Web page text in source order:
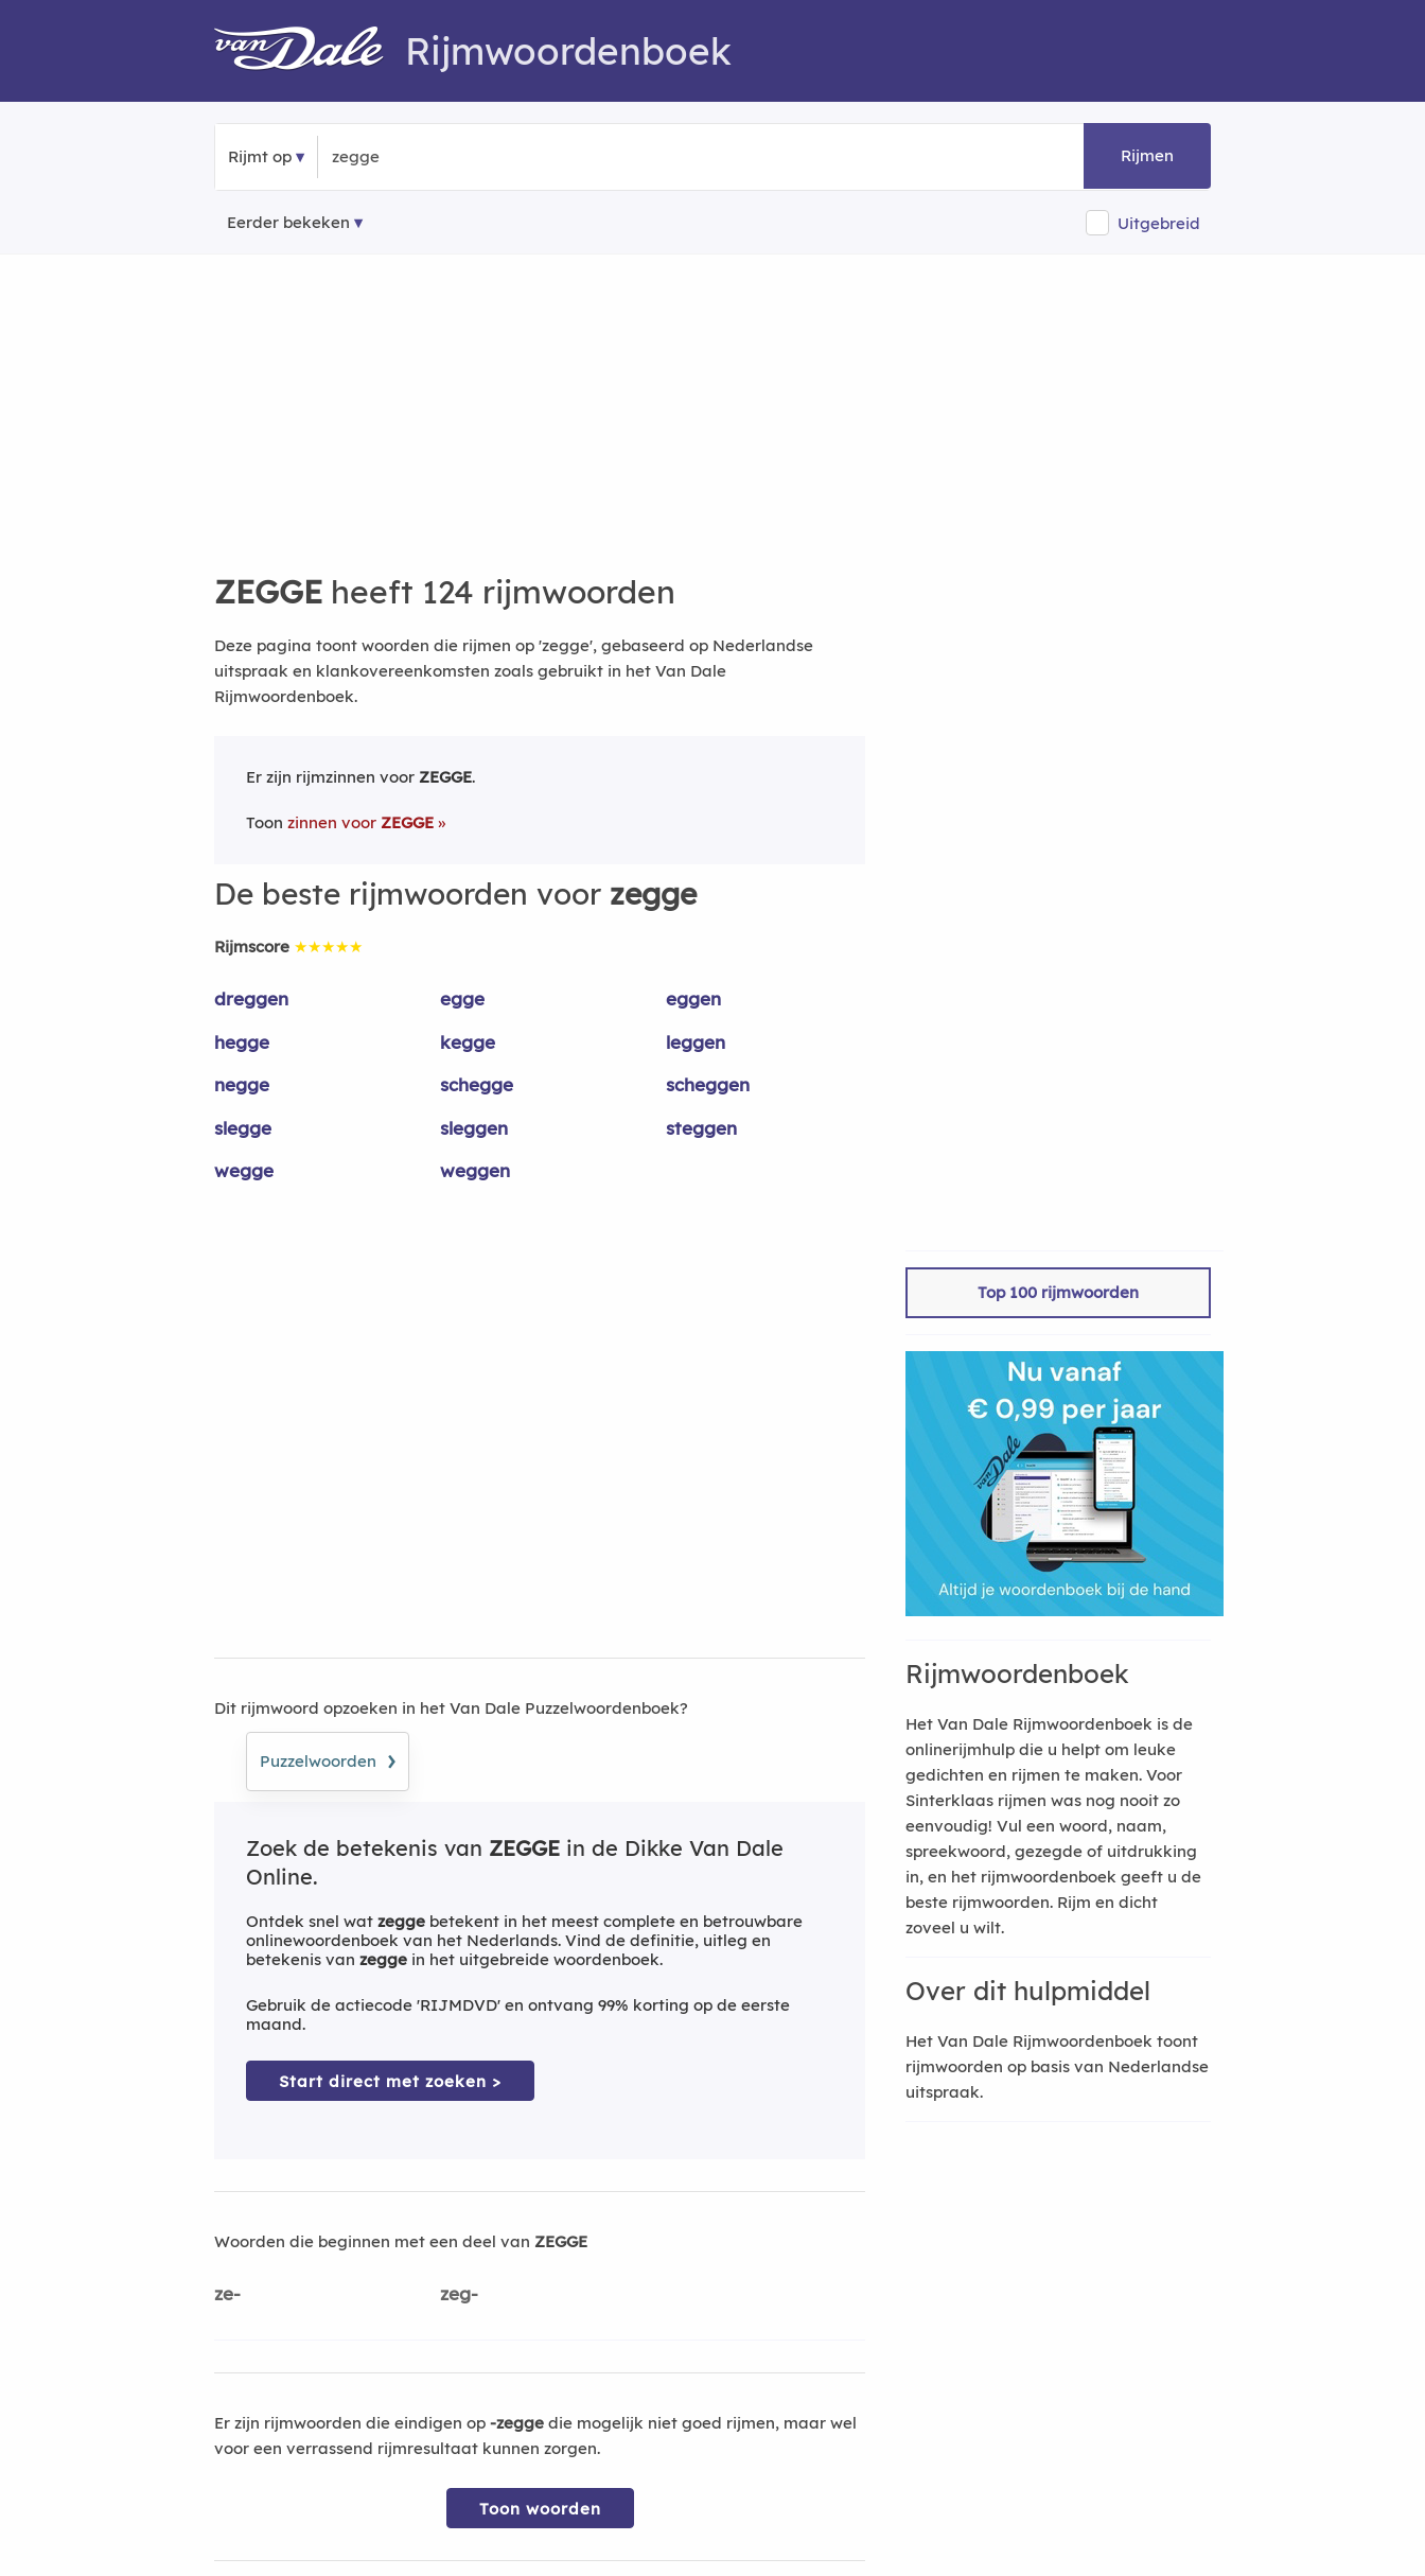
Rijmwoordenboek
Rijmt op Rijmen
Eerder bekeken Uitgebreid
ZEGGE heeft 124 rijmwoorden
Deze pagina toont woorden die rijmen op 'zegge', gebaseerd op Nederlandse
uitspraak en klankovereenkomsten zoals gebruikt in het Van Dale
Rijmwoordenboek.
Er zijn rijmzinnen voor ZEGGE.
Toon zinnen voor ZEGGE
De beste rijmwoorden voor zegge
Rijmscore ★★★★★
dreggen egge
eggen
hegge
kegge
leggen
negge
schegge
scheggen
slegge
sleggen
steggen
wegge
weggen
Dit rijmwoord opzoeken in het Van Dale Puzzelwoordenboek?
Puzzelwoorden ›
Zoek de betekenis van ZEGGE in de Dikke Van Dale
Online.
Ontdek snel wat zegge betekent in het meest complete en betrouwbare
onlinewoordenboek van het Nederlands. Vind de definitie, uitleg en
betekenis van zegge in het uitgebreide woordenboek.
Gebruik de actiecode 'RIJMDVD' en ontvang 99% korting op de eerste
maand.
Start direct met zoeken >
Woorden die beginnen met een deel van ZEGGE
ze- zeg-
Er zijn rijmwoorden die eindigen op -zegge die mogelijk niet goed rijmen, maar wel
voor een verrassend rijmresultaat kunnen zorgen.
Toon woorden
Top 100 rijmwoorden
Rijmwoordenboek
Het Van Dale Rijmwoordenboek is de
onlinerijmhulp die u helpt om leuke
gedichten en rijmen te maken. Voor
Sinterklaas rijmen was nog nooit zo
eenvoudig! Vul een woord, naam,
spreekwoord, gezegde of uitdrukking
in, en het rijmwoordenboek geeft u de
beste rijmwoorden. Rijm en dicht
zoveel u wilt.
Over dit hulpmiddel
Het Van Dale Rijmwoordenboek toont
rijmwoorden op basis van Nederlandse
uitspraak.